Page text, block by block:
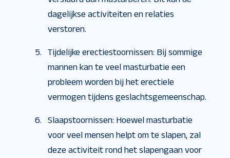
dagelijkse activiteiten en relaties
verstoren.
Tijdelijke erectiestoornissen: Bij sommige
mannen kan te veel masturbatie een
probleem worden bij het erectiele
vermogen tijdens geslachtsgemeenschap.
Slaapstoornissen: Hoewel masturbatie
voor veel mensen helpt om te slapen, zal
deze activiteit rond het slapengaan voor